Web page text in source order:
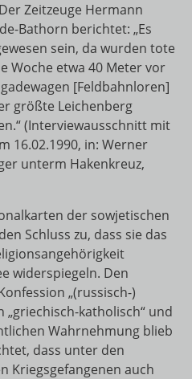
Zeitzeuge Hermann
Bathorn berichtet: „Es
sein, da wurden tote
Woche etwa 40 Meter vor
[Feldbahnloren]
größte Leichenberg
(Interviewausschnitt mit
16.02.1990, in: Werner
unterm Hakenkreuz,
der sowjetischen
Schluss zu, dass sie das
widerspiegeln. Den
„(russisch-)
katholisch“ und
Wahrnehmung blieb
dass unter den
Kriegsgefangenen auch